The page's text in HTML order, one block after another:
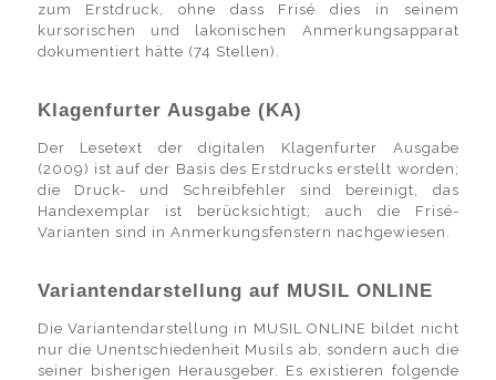
zum Erstdruck, ohne dass Frisé dies in seinem
kursorischen und lakonischen Anmerkungsapparat
dokumentiert hätte (74 Stellen).
Klagenfurter Ausgabe (KA)
Der Lesetext der digitalen Klagenfurter Ausgabe
(2009) ist auf der Basis des Erstdrucks erstellt worden;
die Druck- und Schreibfehler sind bereinigt, das
Handexemplar ist berücksichtigt; auch die Frisé-
Varianten sind in Anmerkungsfenstern nachgewiesen.
Variantendarstellung auf MUSIL ONLINE
Die Variantendarstellung in MUSIL ONLINE bildet nicht
nur die Unentschiedenheit Musils ab, sondern auch die
seiner bisherigen Herausgeber. Es existieren folgende